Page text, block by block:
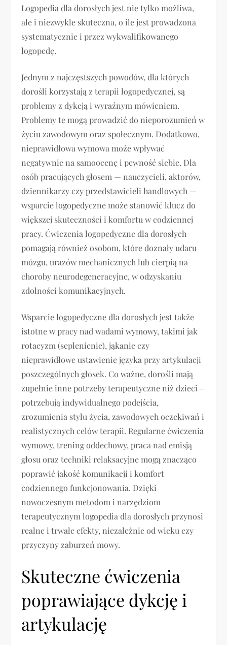
Logopedia dla dorosłych jest nie tylko możliwa,
ale i niezwykle skuteczna, o ile jest prowadzona
systematycznie i przez wykwalifikowanego
logopedę.
Jednym z najczęstszych powodów, dla których
dorośli korzystają z terapii logopedycznej, są
problemy z dykcją i wyraźnym mówieniem.
Problemy te mogą prowadzić do nieporozumień w
życiu zawodowym oraz społecznym. Dodatkowo,
nieprawidłowa wymowa może wpływać
negatywnie na samoocenę i pewność siebie. Dla
osób pracujących głosem — nauczycieli, aktorów,
dziennikarzy czy przedstawicieli handlowych —
wsparcie logopedyczne może stanowić klucz do
większej skuteczności i komfortu w codziennej
pracy. Ćwiczenia logopedyczne dla dorosłych
pomagają również osobom, które doznały udaru
mózgu, urazów mechanicznych lub cierpią na
choroby neurodegeneracyjne, w odzyskaniu
zdolności komunikacyjnych.
Wsparcie logopedyczne dla dorosłych jest także
istotne w pracy nad wadami wymowy, takimi jak
rotacyzm (seplenienie), jąkanie czy
nieprawidłowe ustawienie języka przy artykulacji
poszczególnych głosek. Co ważne, dorośli mają
zupełnie inne potrzeby terapeutyczne niż dzieci –
potrzebują indywidualnego podejścia,
zrozumienia stylu życia, zawodowych oczekiwań i
realistycznych celów terapii. Regularne ćwiczenia
wymowy, trening oddechowy, praca nad emisją
głosu oraz techniki relaksacyjne mogą znacząco
poprawić jakość komunikacji i komfort
codziennego funkcjonowania. Dzięki
nowoczesnym metodom i narzędziom
terapeutycznym logopedia dla dorosłych przynosi
realne i trwałe efekty, niezależnie od wieku czy
przyczyny zaburzeń mowy.
Skuteczne ćwiczenia
poprawiające dykcję i
artykulację